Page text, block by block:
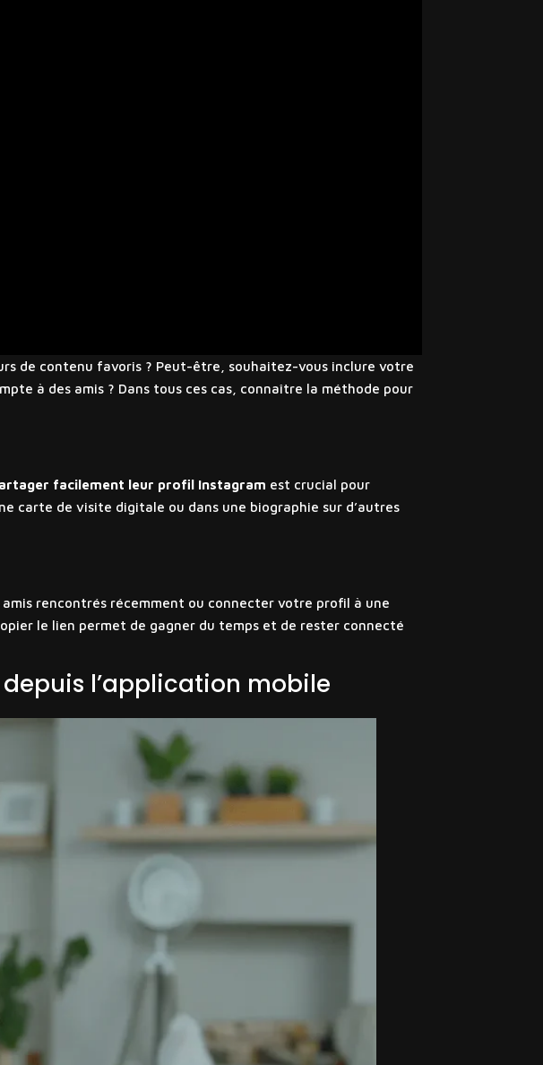
de contenu favoris ? Peut-être, souhaitez-vous inclure votre
à des amis ? Dans tous ces cas, connaître la méthode pour
facilement leur profil Instagram est crucial pour
carte de visite digitale ou dans une biographie sur d’autres
rencontrés récemment ou connecter votre profil à une
le lien permet de gagner du temps et de rester connecté
depuis l’application mobile